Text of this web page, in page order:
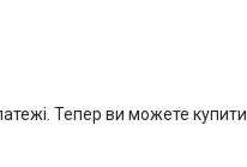
Тепер ви можете купити